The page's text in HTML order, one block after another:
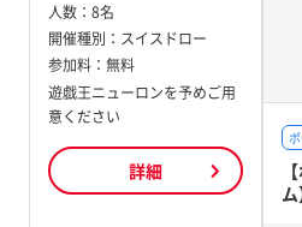
人数： 8名
開催種別： スイスドロー
参加料： 無料
遊戯王ニューロンを予めご用
意ください
詳細